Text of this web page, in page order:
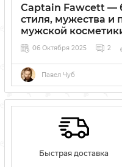
Captain Fawcett —
стиля, мужества
мужской
06 Октября 2025 2
Captain Fawcett —
мужской косметики и
духом приключений.
эстетику, высокое
Павел Чуб
Быстрая доставка